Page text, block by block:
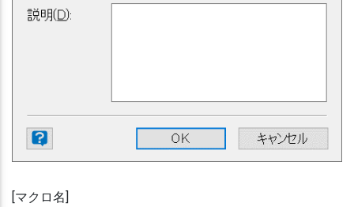
[マクロ名]